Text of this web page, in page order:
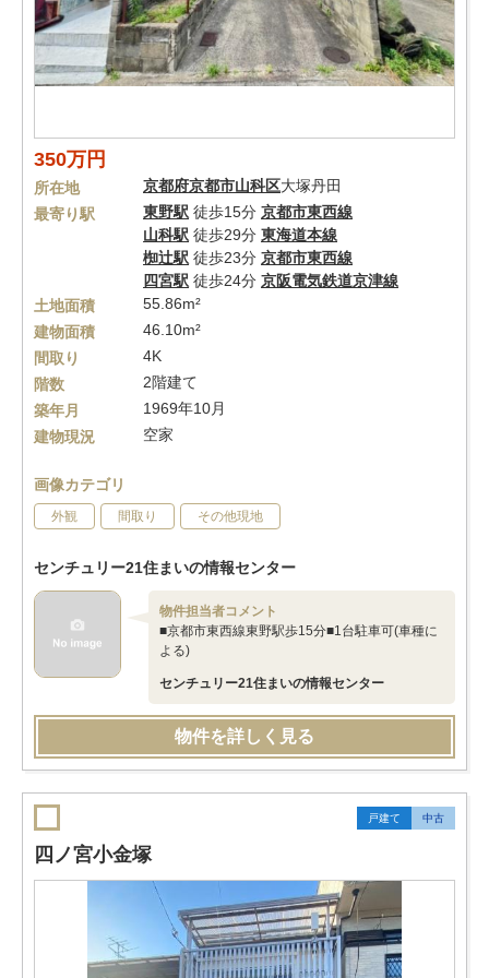
350万円
所在地 京都府京都市山科区大塚丹田
最寄り駅
東野駅 徒歩15分 京都市東西線
山科駅 徒歩29分 東海道本線
椥辻駅 徒歩23分 京都市東西線
四宮駅 徒歩24分 京阪電気鉄道京津線
土地面積
55.86m²
建物面積
46.10m²
間取り
4K
階数
2階建て
築年月
1969年10月
建物現況
空家
画像カテゴリ
外観 間取り その他現地
センチュリー21住まいの情報センター
物件担当者コメント
■京都市東西線東野駅歩15分■1台駐車可(車種に
よる)
センチュリー21住まいの情報センター
物件を詳しく見る
戸建て 中古
四ノ宮小金塚